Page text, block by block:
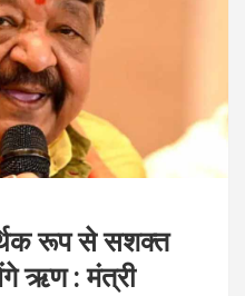
रूप से सशक्त
ऋण : मंत्री